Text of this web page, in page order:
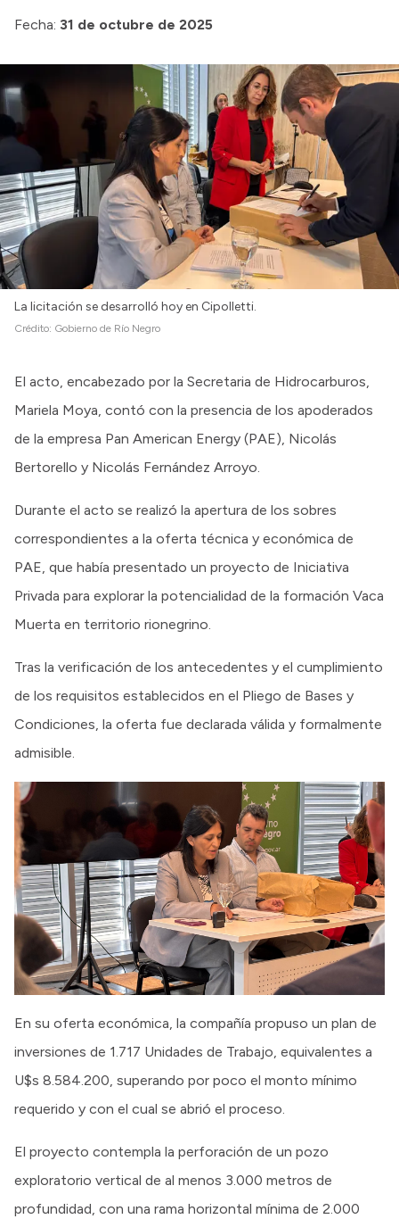
Fecha: 31 de octubre de 2025
La licitación se desarrolló hoy en Cipolletti.
Crédito: Gobierno de Río Negro
El acto, encabezado por la Secretaria de Hidrocarburos,
Mariela Moya, contó con la presencia de los apoderados
de la empresa Pan American Energy (PAE), Nicolás
Bertorello y Nicolás Fernández Arroyo.
Durante el acto se realizó la apertura de los sobres
correspondientes a la oferta técnica y económica de
PAE, que había presentado un proyecto de Iniciativa
Privada para explorar la potencialidad de la formación Vaca
Muerta en territorio rionegrino.
Tras la verificación de los antecedentes y el cumplimiento
de los requisitos establecidos en el Pliego de Bases y
Condiciones, la oferta fue declarada válida y formalmente
admisible.
En su oferta económica, la compañía propuso un plan de
inversiones de 1.717 Unidades de Trabajo, equivalentes a
U$s 8.584.200, superando por poco el monto mínimo
requerido y con el cual se abrió el proceso.
El proyecto contempla la perforación de un pozo
exploratorio vertical de al menos 3.000 metros de
profundidad, con una rama horizontal mínima de 2.000